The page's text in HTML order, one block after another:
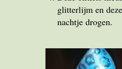
glitterlijm en
nachtje drogen.